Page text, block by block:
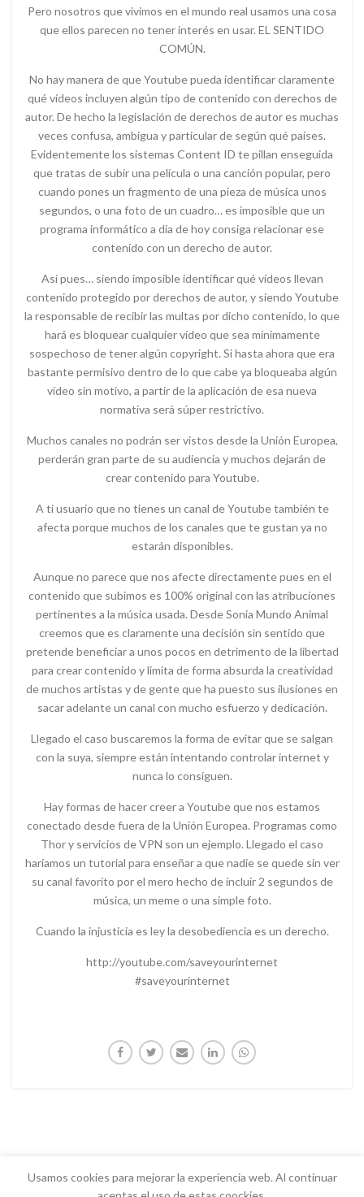
Pero nosotros que vivimos en el mundo real usamos una cosa
que ellos parecen no tener interés en usar. EL SENTIDO
COMÚN.
No hay manera de que Youtube pueda identificar claramente
qué vídeos incluyen algún tipo de contenido con derechos de
autor. De hecho la legislación de derechos de autor es muchas
veces confusa, ambigua y particular de según qué países.
Evidentemente los sistemas Content ID te pillan enseguida
que tratas de subir una película o una canción popular, pero
cuando pones un fragmento de una pieza de música unos
segundos, o una foto de un cuadro… es imposible que un
programa informático a día de hoy consiga relacionar ese
contenido con un derecho de autor.
Así pues… siendo imposible identificar qué vídeos llevan
contenido protegido por derechos de autor, y siendo Youtube
la responsable de recibir las multas por dicho contenido, lo que
hará es bloquear cualquier vídeo que sea mínimamente
sospechoso de tener algún copyright. Si hasta ahora que era
bastante permisivo dentro de lo que cabe ya bloqueaba algún
vídeo sin motivo, a partir de la aplicación de esa nueva
normativa será súper restrictivo.
Muchos canales no podrán ser vistos desde la Unión Europea,
perderán gran parte de su audiencia y muchos dejarán de
crear contenido para Youtube.
A ti usuario que no tienes un canal de Youtube también te
afecta porque muchos de los canales que te gustan ya no
estarán disponibles.
Aunque no parece que nos afecte directamente pues en el
contenido que subimos es 100% original con las atribuciones
pertinentes a la música usada. Desde Sonia Mundo Animal
creemos que es claramente una decisión sin sentido que
pretende beneficiar a unos pocos en detrimento de la libertad
para crear contenido y limita de forma absurda la creatividad
de muchos artistas y de gente que ha puesto sus ilusiones en
sacar adelante un canal con mucho esfuerzo y dedicación.
Llegado el caso buscaremos la forma de evitar que se salgan
con la suya, siempre están intentando controlar internet y
nunca lo consiguen.
Hay formas de hacer creer a Youtube que nos estamos
conectado desde fuera de la Unión Europea. Programas como
Thor y servicios de VPN son un ejemplo. Llegado el caso
haríamos un tutorial para enseñar a que nadie se quede sin ver
su canal favorito por el mero hecho de incluir 2 segundos de
música, un meme o una simple foto.
Cuando la injusticia es ley la desobediencia es un derecho.
http://youtube.com/saveyourinternet
#saveyourinternet
Usamos cookies para mejorar la experiencia web. Al continuar